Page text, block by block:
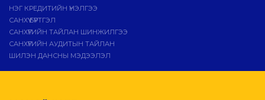
НЭГ КРЕДИТИЙН ҮНЭЛГЭЭ
САНХҮҮ БҮРТГЭЛ
САНХҮҮГИЙН ТАЙЛАН ШИНЖИЛГЭЭ
САНХҮҮГИЙН АУДИТЫН ТАЙЛАН
ШИЛЭН ДАНСНЫ МЭДЭЭЛЭЛ